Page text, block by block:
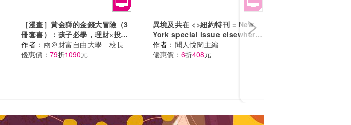
［漫畫］黃金獅的金錢大冒險（3
冊套書）：孩子必學，理財×投資×
遊戲故事，從小養成高財商FQ小
富翁【套書限定贈「小錢變大錢」
作者： 兩＠財富自由大學 校長
優惠價： 79折1090元
異境及共在 <>紐約特刊 = New
York special issue elsewhere
and together
作者： 聞人悅閱主編
優惠價： 6折408元